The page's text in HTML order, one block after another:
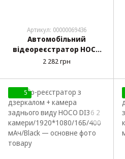
Артикул: 00000069436
Автомобільний
відеореєстратор HOCO
DV8 на 2 камери,
(1440p) + 720p, Wi-Fi,
прихований дизайн, кут
огляду 140°
2 282 грн
5